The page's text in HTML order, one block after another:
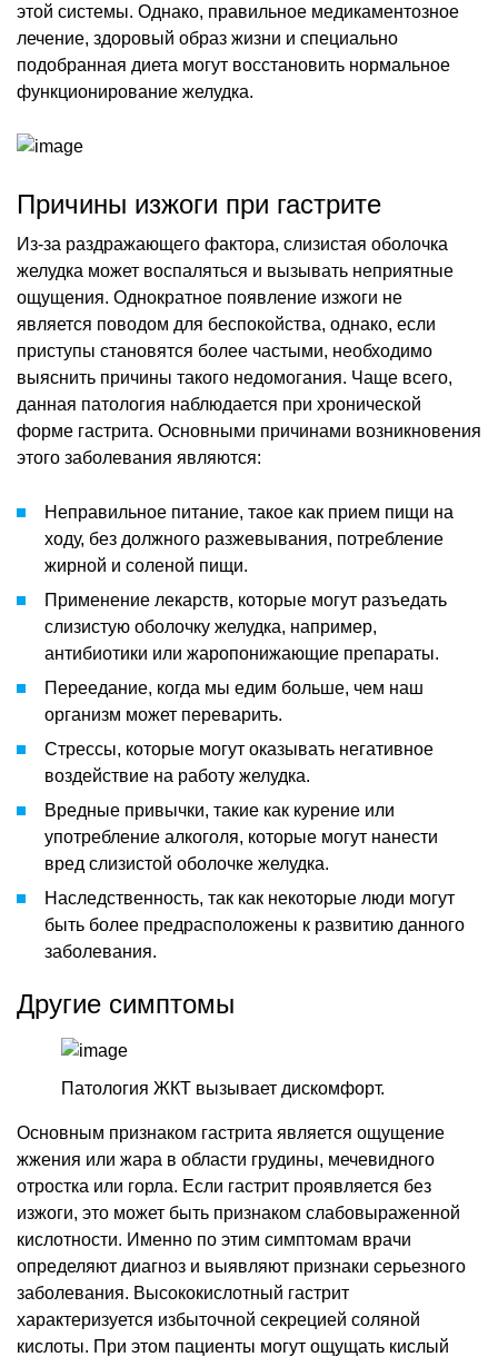
этой системы. Однако, правильное медикаментозное
лечение, здоровый образ жизни и специально
подобранная диета могут восстановить нормальное
функционирование желудка.
Причины изжоги при гастрите
Из-за раздражающего фактора, слизистая оболочка
желудка может воспаляться и вызывать неприятные
ощущения. Однократное появление изжоги не
является поводом для беспокойства, однако, если
приступы становятся более частыми, необходимо
выяснить причины такого недомогания. Чаще всего,
данная патология наблюдается при хронической
форме гастрита. Основными причинами возникновения
этого заболевания являются:
Неправильное питание, такое как прием пищи на
ходу, без должного разжевывания, потребление
жирной и соленой пищи.
Применение лекарств, которые могут разъедать
слизистую оболочку желудка, например,
антибиотики или жаропонижающие препараты.
Переедание, когда мы едим больше, чем наш
организм может переварить.
Стрессы, которые могут оказывать негативное
воздействие на работу желудка.
Вредные привычки, такие как курение или
употребление алкоголя, которые могут нанести
вред слизистой оболочке желудка.
Наследственность, так как некоторые люди могут
быть более предрасположены к развитию данного
заболевания.
Другие симптомы
Патология ЖКТ вызывает дискомфорт.
Основным признаком гастрита является ощущение
жжения или жара в области грудины, мечевидного
отростка или горла. Если гастрит проявляется без
изжоги, это может быть признаком слабовыраженной
кислотности. Именно по этим симптомам врачи
определяют диагноз и выявляют признаки серьезного
заболевания. Высококислотный гастрит
характеризуется избыточной секрецией соляной
кислоты. При этом пациенты могут ощущать кислый